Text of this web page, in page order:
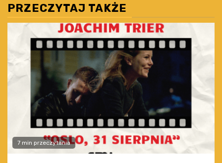
PRZECZYTAJ TAKŻE
7 min przeczytania